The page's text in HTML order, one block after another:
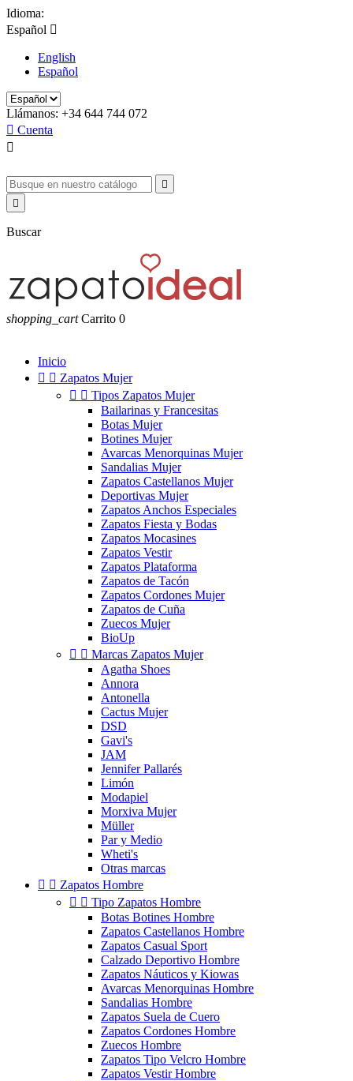
Idioma:
Español 
English
Español
Llámanos: +34 644 744 072
 Cuenta



Buscar
shopping_cart Carrito 0
Inicio
  Zapatos Mujer
  Tipos Zapatos Mujer
Bailarinas y Francesitas
Botas Mujer
Botines Mujer
Avarcas Menorquinas Mujer
Sandalias Mujer
Zapatos Castellanos Mujer
Deportivas Mujer
Zapatos Anchos Especiales
Zapatos Fiesta y Bodas
Zapatos Mocasines
Zapatos Vestir
Zapatos Plataforma
Zapatos de Tacón
Zapatos Cordones Mujer
Zapatos de Cuña
Zuecos Mujer
BioUp
  Marcas Zapatos Mujer
Agatha Shoes
Annora
Antonella
Cactus Mujer
DSD
Gavi's
JAM
Jennifer Pallarés
Limón
Modapiel
Morxiva Mujer
Müller
Par y Medio
Wheti's
Otras marcas
  Zapatos Hombre
  Tipo Zapatos Hombre
Botas Botines Hombre
Zapatos Castellanos Hombre
Zapatos Casual Sport
Calzado Deportivo Hombre
Zapatos Náuticos y Kiowas
Avarcas Menorquinas Hombre
Sandalias Hombre
Zapatos Suela de Cuero
Zapatos Cordones Hombre
Zuecos Hombre
Zapatos Tipo Velcro Hombre
Zapatos Vestir Hombre